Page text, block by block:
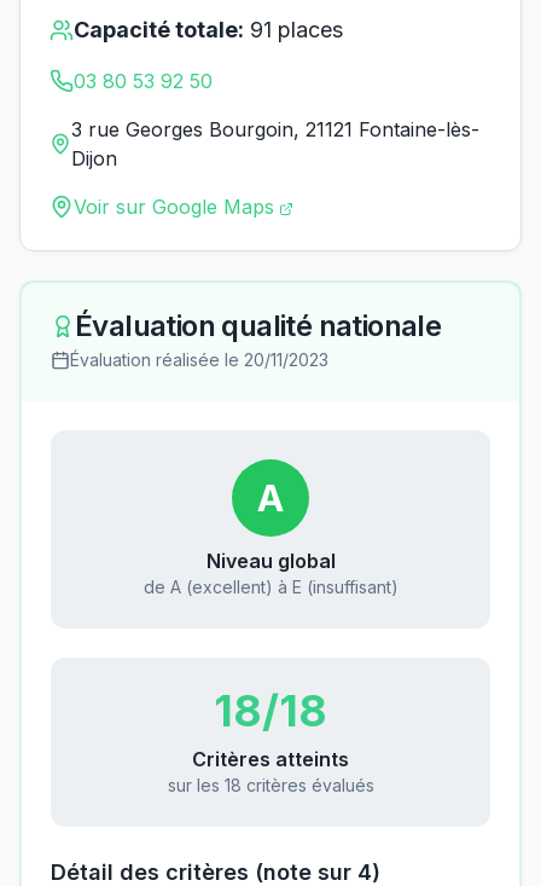
Capacité totale: 91 places
03 80 53 92 50
3 rue Georges Bourgoin, 21121 Fontaine-lès-
Dijon
Voir sur Google Maps
Évaluation qualité nationale
Évaluation réalisée le 20/11/2023
A
Niveau global
de A (excellent) à E (insuffisant)
18/18
Critères atteints
sur les 18 critères évalués
Détail des critères (note sur 4)